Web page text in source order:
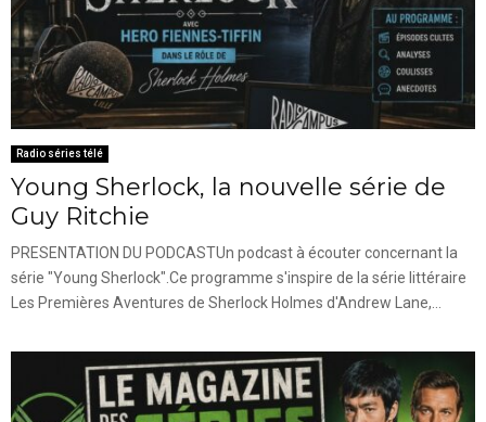
Radio séries télé
Young Sherlock, la nouvelle série de
Guy Ritchie
PRESENTATION DU PODCASTUn podcast à écouter concernant la
série "Young Sherlock".Ce programme s'inspire de la série littéraire
Les Premières Aventures de Sherlock Holmes d'Andrew Lane,...